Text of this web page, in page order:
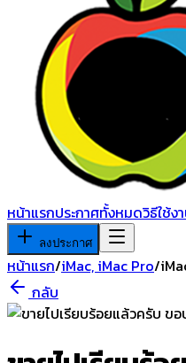
หน้าแรกประกาศทั้งหมดวิธีใช้ง
ลงประกาศ
หน้าแรก/iMac, iMac Pro/
กลับ